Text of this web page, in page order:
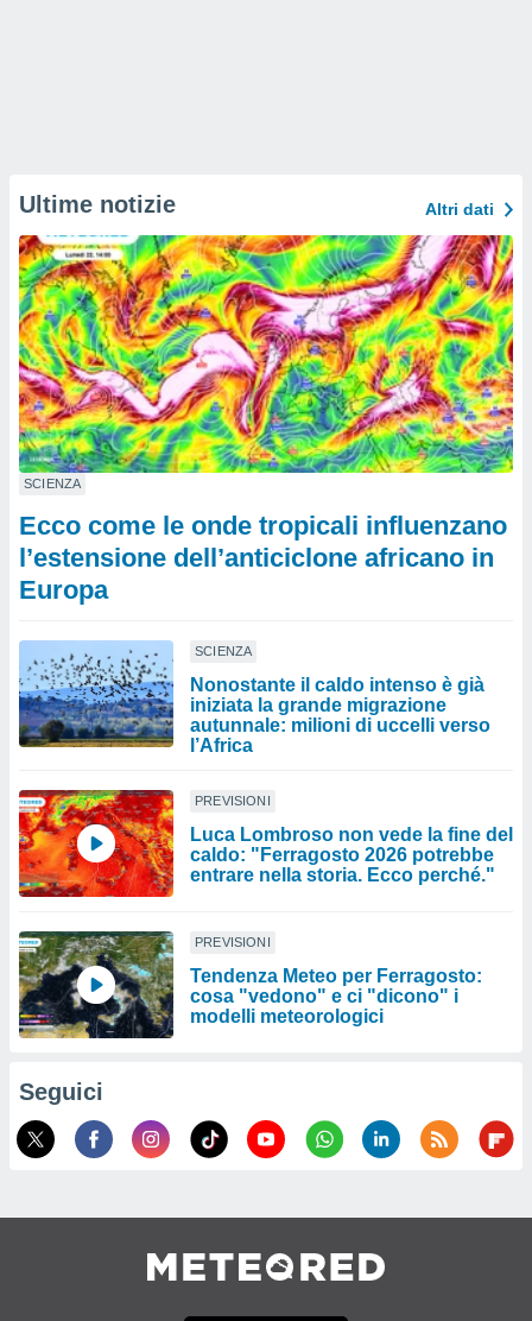
Ultime notizie Altri dati
SCIENZA
Ecco come le onde tropicali influenzano
l’estensione dell’anticiclone africano in
Europa
SCIENZA
Nonostante il caldo intenso è già
iniziata la grande migrazione
autunnale: milioni di uccelli verso
l’Africa
PREVISIONI
Luca Lombroso non vede la fine del
caldo: "Ferragosto 2026 potrebbe
entrare nella storia. Ecco perché."
PREVISIONI
Tendenza Meteo per Ferragosto:
cosa "vedono" e ci "dicono" i
modelli meteorologici
Seguici